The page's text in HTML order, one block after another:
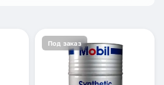
Под заказ